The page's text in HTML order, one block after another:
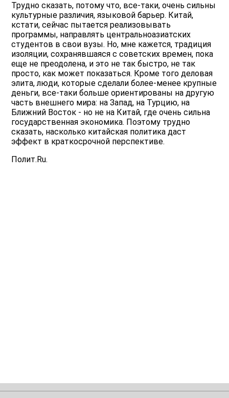
Трудно сказать, потому что, все-таки, очень сильны
культурные различия, языковой барьер. Китай,
кстати, сейчас пытается реализовывать
программы, направлять центральноазиатских
студентов в свои вузы. Но, мне кажется, традиция
изоляции, сохранявшаяся с советских времен, пока
еще не преодолена, и это не так быстро, не так
просто, как может показаться. Кроме того деловая
элита, люди, которые сделали более-менее крупные
деньги, все-таки больше ориентированы на другую
часть внешнего мира: на Запад, на Турцию, на
Ближний Восток - но не на Китай, где очень сильна
государственная экономика. Поэтому трудно
сказать, насколько китайская политика даст
эффект в краткосрочной перспективе.
Полит.Ru.